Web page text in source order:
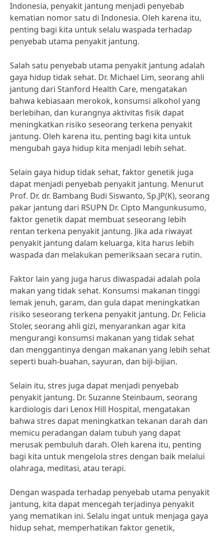
Indonesia, penyakit jantung menjadi penyebab
kematian nomor satu di Indonesia. Oleh karena itu,
penting bagi kita untuk selalu waspada terhadap
penyebab utama penyakit jantung.
Salah satu penyebab utama penyakit jantung adalah
gaya hidup tidak sehat. Dr. Michael Lim, seorang ahli
jantung dari Stanford Health Care, mengatakan
bahwa kebiasaan merokok, konsumsi alkohol yang
berlebihan, dan kurangnya aktivitas fisik dapat
meningkatkan risiko seseorang terkena penyakit
jantung. Oleh karena itu, penting bagi kita untuk
mengubah gaya hidup kita menjadi lebih sehat.
Selain gaya hidup tidak sehat, faktor genetik juga
dapat menjadi penyebab penyakit jantung. Menurut
Prof. Dr. dr. Bambang Budi Siswanto, Sp.JP(K), seorang
pakar jantung dari RSUPN Dr. Cipto Mangunkusumo,
faktor genetik dapat membuat seseorang lebih
rentan terkena penyakit jantung. Jika ada riwayat
penyakit jantung dalam keluarga, kita harus lebih
waspada dan melakukan pemeriksaan secara rutin.
Faktor lain yang juga harus diwaspadai adalah pola
makan yang tidak sehat. Konsumsi makanan tinggi
lemak jenuh, garam, dan gula dapat meningkatkan
risiko seseorang terkena penyakit jantung. Dr. Felicia
Stoler, seorang ahli gizi, menyarankan agar kita
mengurangi konsumsi makanan yang tidak sehat
dan menggantinya dengan makanan yang lebih sehat
seperti buah-buahan, sayuran, dan biji-bijian.
Selain itu, stres juga dapat menjadi penyebab
penyakit jantung. Dr. Suzanne Steinbaum, seorang
kardiologis dari Lenox Hill Hospital, mengatakan
bahwa stres dapat meningkatkan tekanan darah dan
memicu peradangan dalam tubuh yang dapat
merusak pembuluh darah. Oleh karena itu, penting
bagi kita untuk mengelola stres dengan baik melalui
olahraga, meditasi, atau terapi.
Dengan waspada terhadap penyebab utama penyakit
jantung, kita dapat mencegah terjadinya penyakit
yang mematikan ini. Selalu ingat untuk menjaga gaya
hidup sehat, memperhatikan faktor genetik,